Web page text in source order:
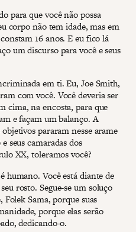
para que você não possa
corpo não tem idade, mas em
16 anos. E eu fico lá
um discurso para você e seus
em ti. Eu, Joe Smith,
com você. Você deveria ser
cima, na encosta, para que
e façam um balanço. A
pararam nesse arame
seus camaradas dos
XX, toleramos você?
humano. Você está diante de
rosto. Segue-se um soluço
Sama, porque suas
porque elas serão
dedicando-o.